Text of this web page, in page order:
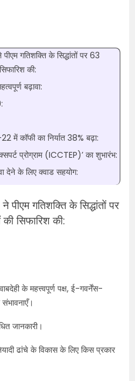
गतिशक्ति के सिद्धांतों पर 63
की:
बढ़ावा:
में कॉफी का निर्यात 38% बढ़ा:
प्रोग्राम (ICCTEP)’ का शुभारंभ:
देने के लिए क्वाड सहयोग:
गतिशक्ति के सिद्धांतों पर
सिफारिश की:
के महत्त्वपूर्ण पक्ष, ई-गवर्नेंस-
जानकारी।
ढांचे के विकास के लिए किस प्रकार